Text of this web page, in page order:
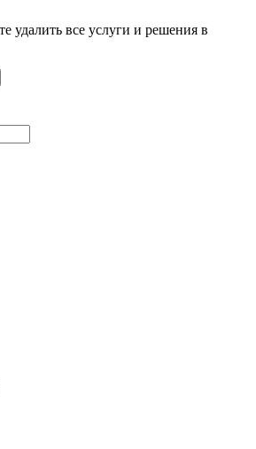
удалить все услуги и решения в